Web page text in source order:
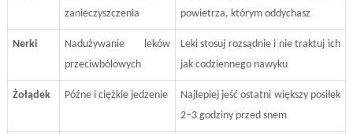
zanieczyszczenia
powietrza, którym oddychasz
Nerki
Nadużywanie leków
przeciwbólowych
Leki stosuj rozsądnie i nie traktuj ich
jak codziennego nawyku
Żołądek Późne i ciężkie jedzenie
Najlepiej jeść ostatni większy posiłek
2–3 godziny przed snem